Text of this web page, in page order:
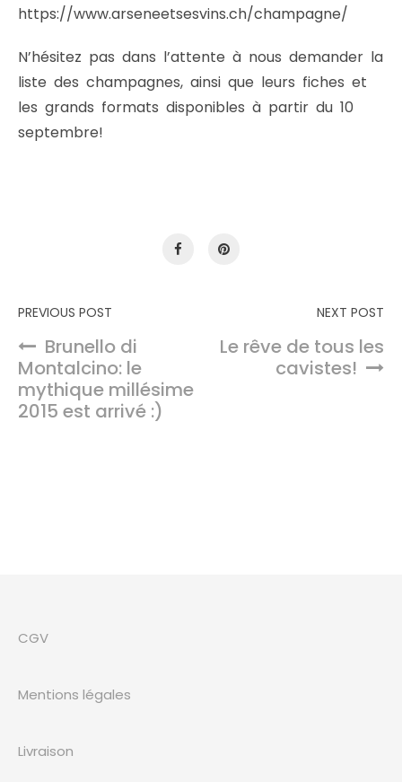
https://www.arseneetsesvins.ch/champagne/
N’hésitez pas dans l’attente à nous demander la
liste des champagnes, ainsi que leurs fiches et
les grands formats disponibles à partir du 10
septembre!
Navigation de l’article
PREVIOUS POST
Brunello di
Montalcino: le
mythique millésime
2015 est arrivé :)
NEXT POST
Le rêve de tous les
cavistes!
CGV
Mentions légales
Livraison